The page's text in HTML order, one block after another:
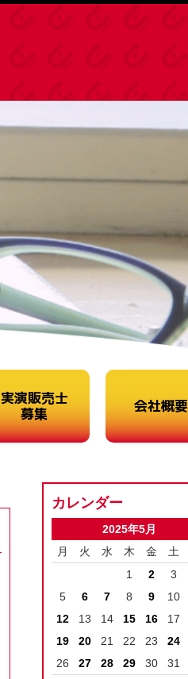
実演販売士
募集
会社概要
カレンダー
2025年5月
月
火 水 木 金 土
1 2 3
5
6 7 8 9 10
12
13 14 15 16 17
19
20 21 22 23 24
26
27 28 29 30 31